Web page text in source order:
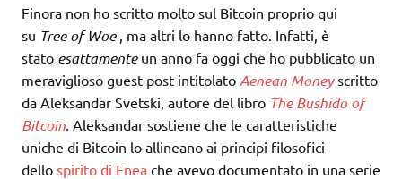
Finora non ho scritto molto sul Bitcoin proprio qui
su Tree of Woe , ma altri lo hanno fatto. Infatti, è
stato esattamenteun anno fa oggi che ho pubblicato un
meraviglioso guest post intitolato Aenean Money scritto
da Aleksandar Svetski, autore del libro The Bushido of
Bitcoin. Aleksandar sostiene che le caratteristiche
uniche di Bitcoin lo allineano ai principi filosofici
dello spirito di Enea che avevo documentato in una serie